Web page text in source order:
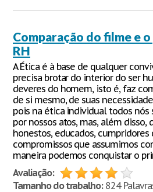
Comparação do filme e
RH
A Ética é à base de qualquer
precisa brotar do interior do ser
deveres do homem, isto é, faz
de si mesmo, de suas
pois na ética individual todos nós
por nossos atos, mas, além disso,
honestos, educados, cumpridores
compromissos que assumimos
maneira podemos conquistar o
Avaliação:
Tamanho do trabalho:824